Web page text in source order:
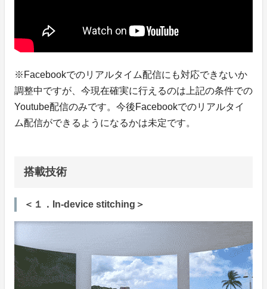
※Facebookでのリアルタイム配信にも対応できないか
調整中ですが、今現在確実に行えるのは上記の条件での
Youtube配信のみです。今後Facebookでのリアルタイ
ム配信ができるようになるかは未定です。
搭載技術
＜１．In-device stitching＞